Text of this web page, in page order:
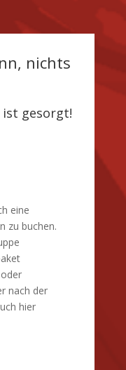
nichts
ist gesorgt!
eine
zu buchen.
nach der
hier